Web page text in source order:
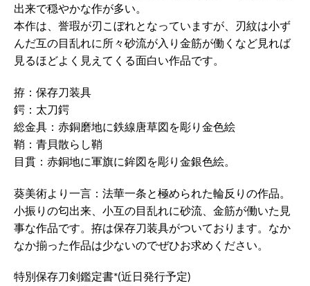
出来で穏やかな作が多い。
本作は、誉瑕が刃こぼれとなっていますが、刃紋は小ず
んだ互の目乱れに所々砂流が入り金筋が働くなど見れば
見るほどよく見えてくる面白い作品です。
拵：保存刀装具
鍔：太刀鍔
総金具：赤銅磨地に鉄線唐草図を彫り金色絵
鞘：青貝散らし鞘
目貫：赤銅地に軍旗に鉾図を彫り金銀色絵。
葵美術より一言：法華一条と極められた輪反りの作品。
小振りの匂出来、小互の目乱れに砂流、金筋が働いた見
事な作品です。拵は保存刀装具がついております。なか
なか揃った作品は少ないのでぜひお求めください。
特別保存刀剣鑑定書*(近日発行予定)